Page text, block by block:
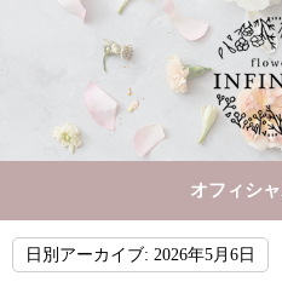
オフィシ
日別アーカイブ: 2026年5月6日